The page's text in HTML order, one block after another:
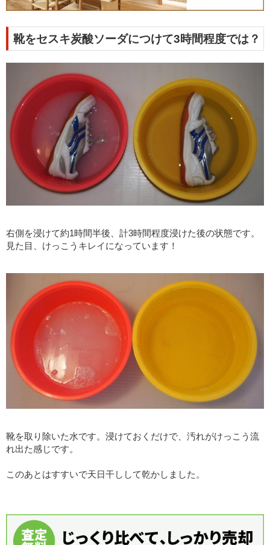
靴をセスキ炭酸ソーダにつけて3時間程度では？
右側を浸けて約1時間半後、計3時間程度浸けた後の状態です。
見た目、けっこうキレイになっています！
靴を取り除いた水です。浸けておくだけで、汚れがけっこう流
れ出た感じです。
このあとはすすいで天日干しして乾かしました。